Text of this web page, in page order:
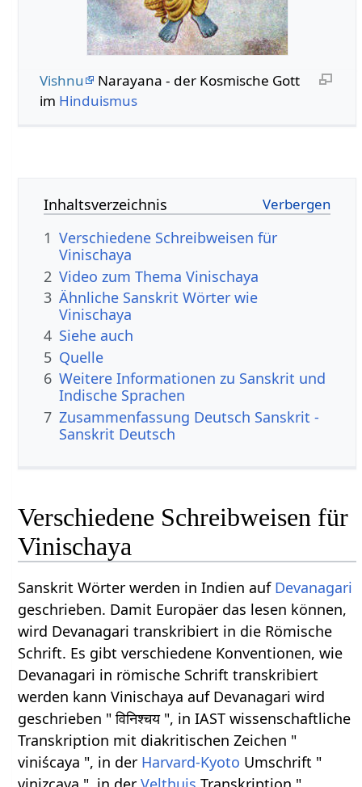
Vishnu
Narayana - der Kosmische Gott
im Hinduismus
Inhaltsverzeichnis
1 Verschiedene Schreibweisen für
Vinischaya
2 Video zum Thema Vinischaya
3 Ähnliche Sanskrit Wörter wie
Vinischaya
4 Siehe auch
5 Quelle
6 Weitere Informationen zu Sanskrit und
Indische Sprachen
7 Zusammenfassung Deutsch Sanskrit -
Sanskrit Deutsch
Verschiedene Schreibweisen für
Vinischaya
Sanskrit Wörter werden in Indien auf Devanagari
geschrieben. Damit Europäer das lesen können,
wird Devanagari transkribiert in die Römische
Schrift. Es gibt verschiedene Konventionen, wie
Devanagari in römische Schrift transkribiert
werden kann Vinischaya auf Devanagari wird
geschrieben " विनिश्चय ", in IAST wissenschaftliche
Transkription mit diakritischen Zeichen "
viniścaya ", in der Harvard-Kyoto Umschrift "